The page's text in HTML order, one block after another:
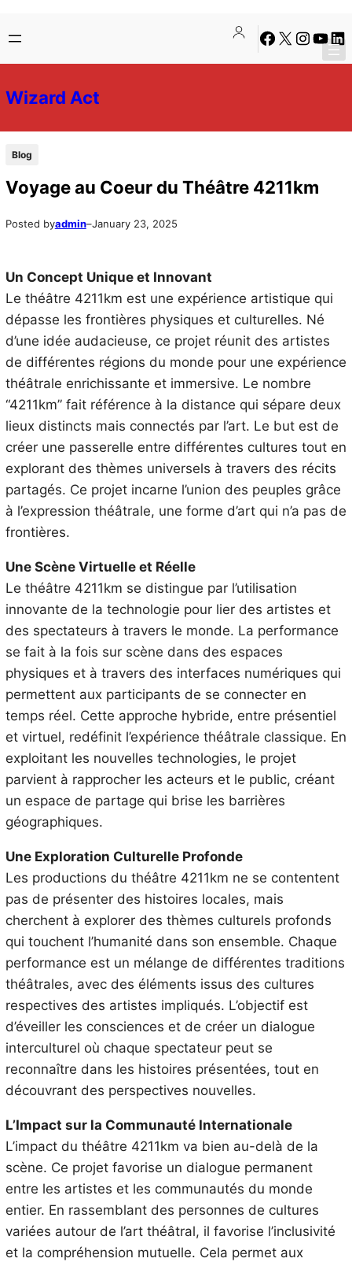
to
content
to
content
Facebook
X Instagram
Wizard Act
Blog
Voyage au Coeur du Théâtre 4211km
Posted byadmin–January 23, 2025
Un Concept Unique et Innovant
Le théâtre 4211km est une expérience artistique qui
dépasse les frontières physiques et culturelles. Né
d’une idée audacieuse, ce projet réunit des artistes
de différentes régions du monde pour une expérience
théâtrale enrichissante et immersive. Le nombre
“4211km” fait référence à la distance qui sépare deux
lieux distincts mais connectés par l’art. Le but est de
créer une passerelle entre différentes cultures tout en
explorant des thèmes universels à travers des récits
partagés. Ce projet incarne l’union des peuples grâce
à l’expression théâtrale, une forme d’art qui n’a pas de
frontières.
Une Scène Virtuelle et Réelle
Le théâtre 4211km se distingue par l’utilisation
innovante de la technologie pour lier des artistes et
des spectateurs à travers le monde. La performance
se fait à la fois sur scène dans des espaces
physiques et à travers des interfaces numériques qui
permettent aux participants de se connecter en
temps réel. Cette approche hybride, entre présentiel
et virtuel, redéfinit l’expérience théâtrale classique. En
exploitant les nouvelles technologies, le projet
parvient à rapprocher les acteurs et le public, créant
un espace de partage qui brise les barrières
géographiques.
Une Exploration Culturelle Profonde
Les productions du théâtre 4211km ne se contentent
pas de présenter des histoires locales, mais
cherchent à explorer des thèmes culturels profonds
qui touchent l’humanité dans son ensemble. Chaque
performance est un mélange de différentes traditions
théâtrales, avec des éléments issus des cultures
respectives des artistes impliqués. L’objectif est
d’éveiller les consciences et de créer un dialogue
interculturel où chaque spectateur peut se
reconnaître dans les histoires présentées, tout en
découvrant des perspectives nouvelles.
L’Impact sur la Communauté Internationale
L’impact du théâtre 4211km va bien au-delà de la
scène. Ce projet favorise un dialogue permanent
entre les artistes et les communautés du monde
entier. En rassemblant des personnes de cultures
variées autour de l’art théâtral, il favorise l’inclusivité
et la compréhension mutuelle. Cela permet aux